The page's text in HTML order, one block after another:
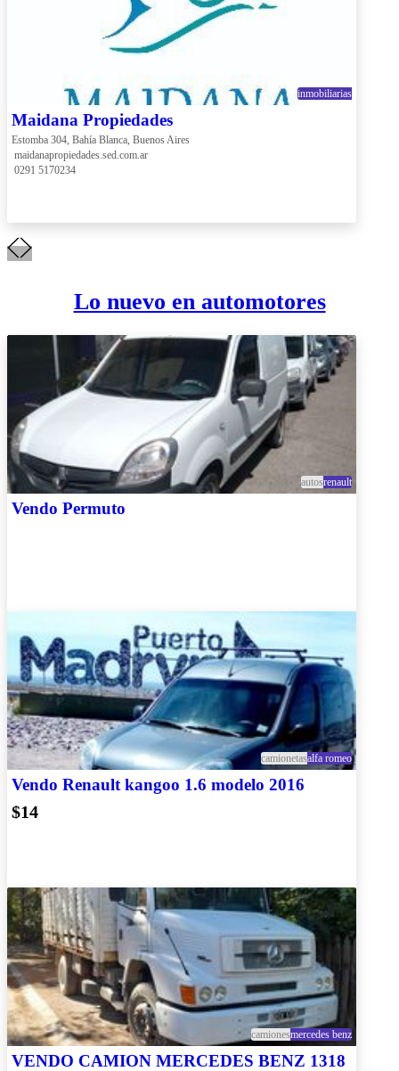
inmobiliarias
Maidana Propiedades
Estomba 304, Bahía Blanca, Buenos Aires
maidanapropiedades.sed.com.ar
0291 5170234
Lo nuevo en automotores
autosrenault
Vendo Permuto
camionetasalfa romeo
Vendo Renault kangoo 1.6 modelo 2016
$14
camionesmercedes benz
VENDO CAMION MERCEDES BENZ 1318